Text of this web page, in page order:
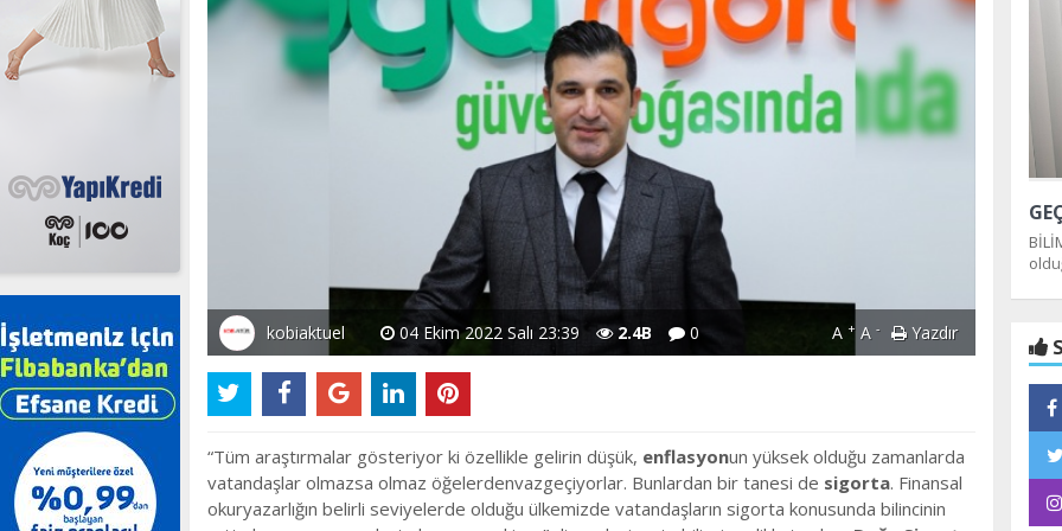
kobiaktuel 04 Ekim 2022 Salı 23:39 2.4B 0 A + A - Yazdır
“Tüm araştırmalar gösteriyor ki özellikle gelirin düşük, enflasyonun yüksek olduğu zamanlarda
vatandaşlar olmazsa olmaz öğelerdenvazgeçiyorlar. Bunlardan bir tanesi de sigorta. Finansal
okuryazarlığın belirli seviyelerde olduğu ülkemizde vatandaşların sigorta konusunda bilincinin